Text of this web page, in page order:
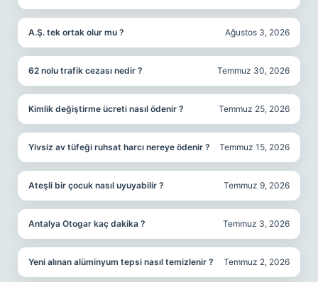
A.Ş. tek ortak olur mu ? Ağustos 3, 2026
62 nolu trafik cezası nedir ? Temmuz 30, 2026
Kimlik değiştirme ücreti nasıl ödenir ? Temmuz 25, 2026
Yivsiz av tüfeği ruhsat harcı nereye ödenir ? Temmuz 15, 2026
Ateşli bir çocuk nasıl uyuyabilir ? Temmuz 9, 2026
Antalya Otogar kaç dakika ? Temmuz 3, 2026
Yeni alınan alüminyum tepsi nasıl temizlenir ? Temmuz 2, 2026